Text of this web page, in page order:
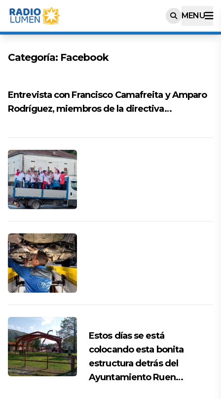
MENU
Categoría: Facebook
Entrevista con Francisco Camafreita y Amparo
Rodríguez, miembros de la directiva…
Estos días se está
colocando esta bonita
estructura detrás del
Ayuntamiento Ruen…